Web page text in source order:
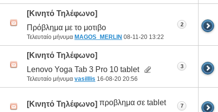
[Κινητό Τηλέφωνο]
Πρόβλημα με το μοτιβο
Τελευταίο μήνυμα MAGOS_MERLIN 08-11-20 13:22
2
[Κινητό Τηλέφωνο]
Lenovo Yoga Tab 3 Pro 10 tablet
Τελευταίο μήνυμα vasilllis 16-08-20 20:56
3
[Κινητό Τηλέφωνο] προβλημα σε tablet 7